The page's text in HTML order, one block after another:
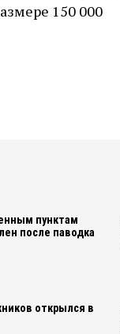
150 000
пунктам
после паводка
открылся в